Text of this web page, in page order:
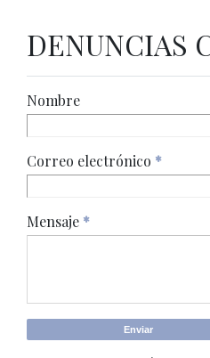
DENUNCIAS
Nombre
Correo electrónico *
Mensaje *